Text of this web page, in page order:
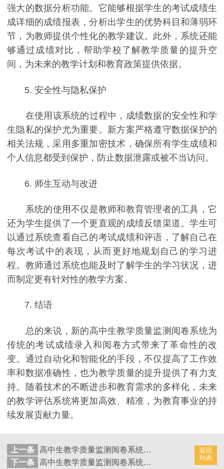
强大的数据分析功能。它能够根据学生的考试成绩生
成详细的成绩报表，分析出学生的优势科目和薄弱环
节，为教师提供个性化的教学建议。此外，系统还能
够通过成绩对比，帮助学校了解教学质量的提升空
间，为未来的教学计划和教育政策提供依据。
5. 安全性与隐私保护
在使用该系统的过程中，成绩数据的安全性和学
生隐私的保护尤为重要。新方案严格遵守数据保护的
相关法规，采用多重加密技术，确保所有学生成绩和
个人信息都受到保护，防止数据泄露或被不当访问。
6. 师生互动与改进
系统的使用不仅是教师和教育管理者的工具，它
还为学生提供了一个更直观的成绩反馈渠道。学生可
以通过系统查看自己的考试成绩和评语，了解自己在
每次考试中的表现，从而更好地规划自己的学习进
程。教师通过系统也能及时了解学生的学习状况，进
而制定更有针对性的教学方案。
7. 结语
总的来说，新的高中生教学质量监测阅卷系统为
传统的考试成绩录入和阅卷方式带来了革命性的改
变。通过自动化和智能化的手段，不仅提高了工作效
率和数据准确性，也为教学质量的提升提供了有力支
持。随着技术的不断进步和教育需求的多样化，未来
的教学评估系统将更加高效、精准，为教育事业的持
续发展贡献力量。
返回
列表
上一条
高中生教学质量监测阅卷系统：实现考试成绩快速发布
下一条
高中生教学质量监测阅卷系统：实现考试成绩录入的智慧方法